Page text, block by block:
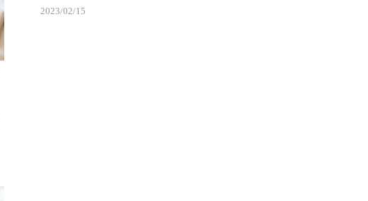
2023/02/15